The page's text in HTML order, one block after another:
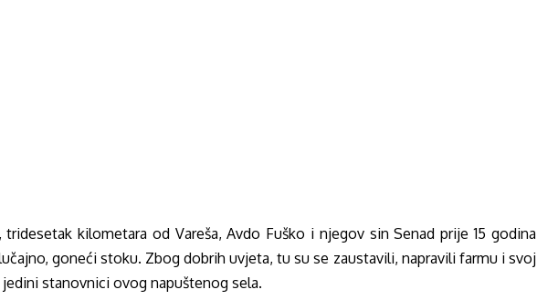
kilometara od Vareša, Avdo Fuško i njegov sin Senad prije 15 godina
goneći stoku. Zbog dobrih uvjeta, tu su se zaustavili, napravili farmu i svoj
stanovnici ovog napuštenog sela.